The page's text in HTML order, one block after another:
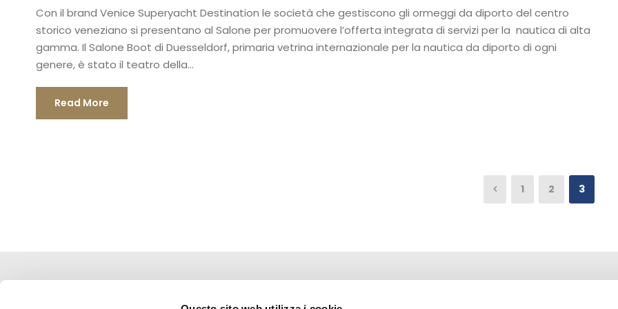
Con il brand Venice Superyacht Destination le società che gestiscono gli ormeggi da diporto del centro
storico veneziano si presentano al Salone per promuovere l’offerta integrata di servizi per la nautica di alta
gamma. Il Salone Boot di Duesseldorf, primaria vetrina internazionale per la nautica da diporto di ogni
genere, è stato il teatro della...
Read More
1 2 3